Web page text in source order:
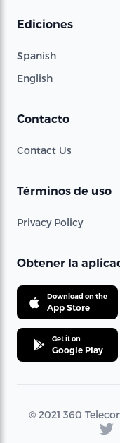
Ediciones
Spanish
English
Contacto
Contact Us
Términos de uso
Privacy Policy
Obtener la
Download on the
App Store
Get it on
Google Play
© 2021 360